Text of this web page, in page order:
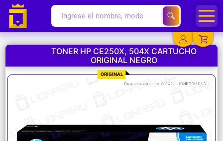
YA EXISTO
TONER HP CE250X, 504X CARTUCHO
ORIGINAL NEGRO
ORIGINAL